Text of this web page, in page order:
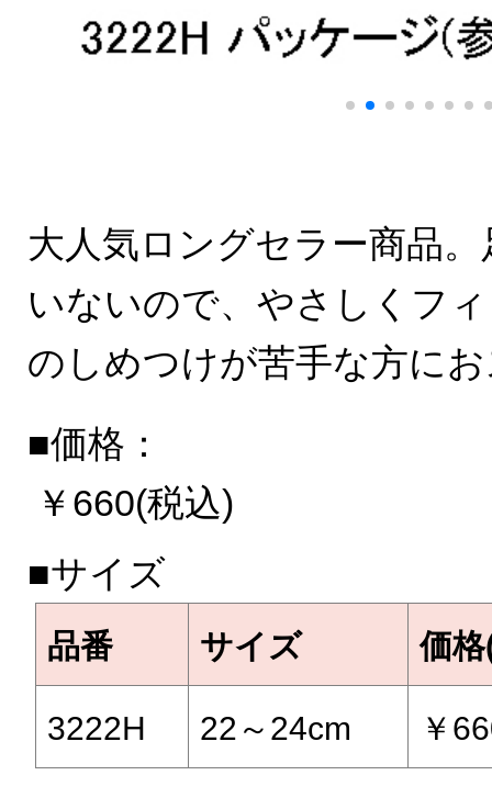
大人気ロングセラー商品
いないので、やさしくフ
のしめつけが苦手な方に
■価格：
￥660(税込)
■サイズ
品番 サイズ 価
3222H 22～24cm ￥